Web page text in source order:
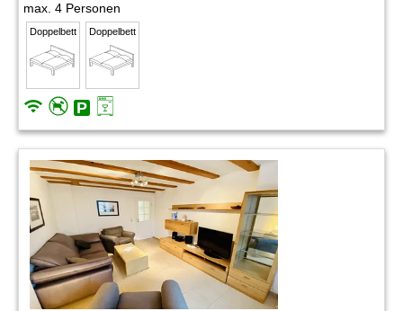
max. 4 Personen
Doppelbett Doppelbett